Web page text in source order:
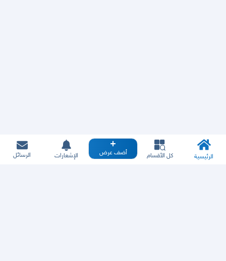
الرئيسية كل الأقسام أضف عرض الإشعارات الرسائل